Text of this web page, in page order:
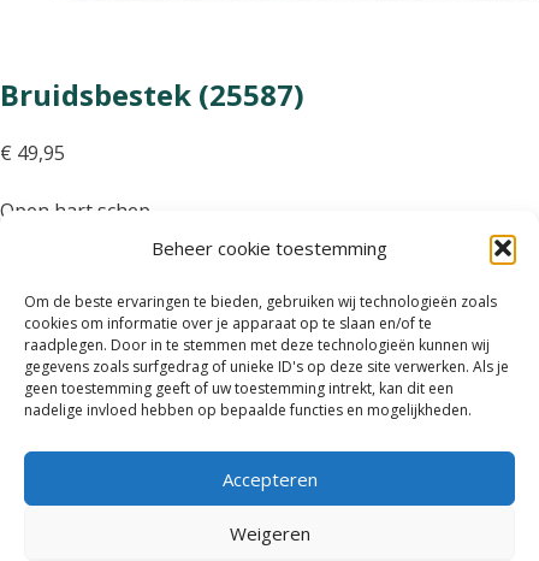
Beheer cookie toestemming
Om de beste ervaringen te bieden, gebruiken wij technologieën zoals
cookies om informatie over je apparaat op te slaan en/of te
raadplegen. Door in te stemmen met deze technologieën kunnen wij
gegevens zoals surfgedrag of unieke ID's op deze site verwerken. Als je
geen toestemming geeft of uw toestemming intrekt, kan dit een
nadelige invloed hebben op bepaalde functies en mogelijkheden.
Accepteren
Weigeren
Bruidsbestek (25587)
€ 49,95
Open hart schep
Toevoegen aan winkelwagen
Retourneren
verzendkosten